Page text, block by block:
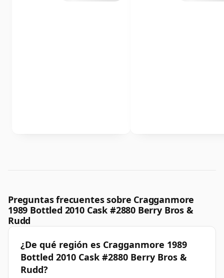
Preguntas frecuentes sobre Cragganmore
1989 Bottled 2010 Cask #2880 Berry Bros &
Rudd
¿De qué región es Cragganmore 1989
Bottled 2010 Cask #2880 Berry Bros &
Rudd?